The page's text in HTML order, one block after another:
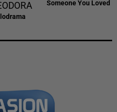
Someone You Loved